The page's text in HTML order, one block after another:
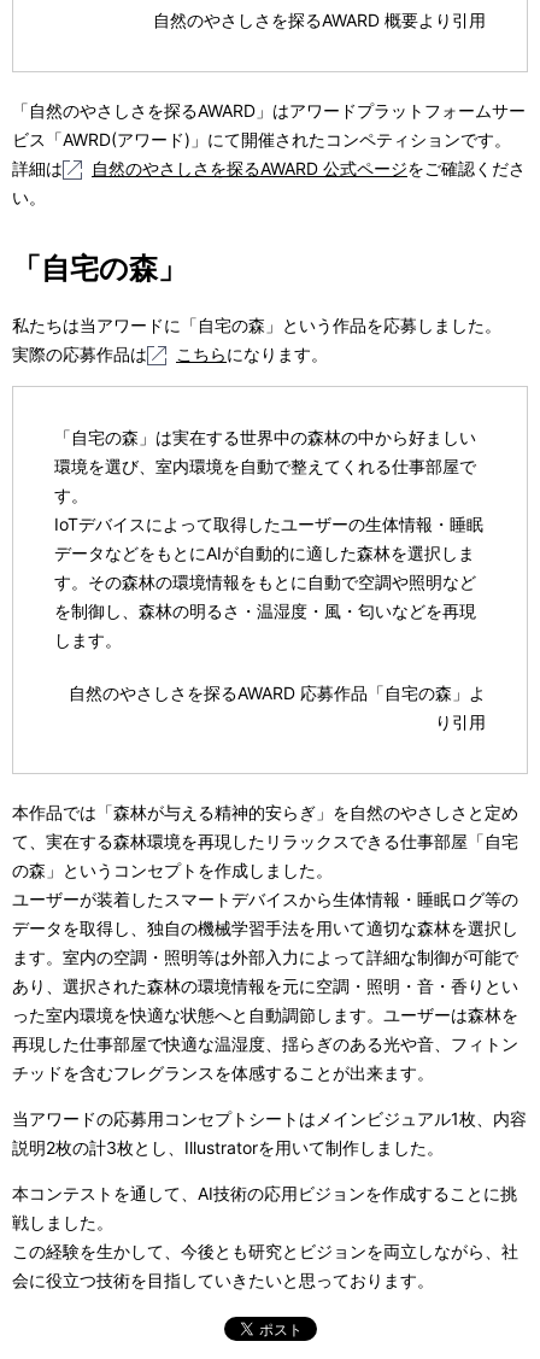
自然のやさしさを探るAWARD 概要より引用
「自然のやさしさを探るAWARD」はアワードプラットフォームサー
ビス「AWRD(アワード)」にて開催されたコンペティションです。
詳細は
自然のやさしさを探るAWARD 公式ページをご確認くださ
い。
「自宅の森」
私たちは当アワードに「自宅の森」という作品を応募しました。
実際の応募作品は
こちらになります。
「自宅の森」は実在する世界中の森林の中から好ましい
環境を選び、室内環境を自動で整えてくれる仕事部屋で
す。
IoTデバイスによって取得したユーザーの生体情報・睡眠
データなどをもとにAIが自動的に適した森林を選択しま
す。その森林の環境情報をもとに自動で空調や照明など
を制御し、森林の明るさ・温湿度・風・匂いなどを再現
します。
自然のやさしさを探るAWARD 応募作品「自宅の森」よ
り引用
本作品では「森林が与える精神的安らぎ」を自然のやさしさと定め
て、実在する森林環境を再現したリラックスできる仕事部屋「自宅
の森」というコンセプトを作成しました。
ユーザーが装着したスマートデバイスから生体情報・睡眠ログ等の
データを取得し、独自の機械学習手法を用いて適切な森林を選択し
ます。室内の空調・照明等は外部入力によって詳細な制御が可能で
あり、選択された森林の環境情報を元に空調・照明・音・香りとい
った室内環境を快適な状態へと自動調節します。ユーザーは森林を
再現した仕事部屋で快適な温湿度、揺らぎのある光や音、フィトン
チッドを含むフレグランスを体感することが出来ます。
当アワードの応募用コンセプトシートはメインビジュアル1枚、内容
説明2枚の計3枚とし、Illustratorを用いて制作しました。
本コンテストを通して、AI技術の応用ビジョンを作成することに挑
戦しました。
この経験を生かして、今後とも研究とビジョンを両立しながら、社
会に役立つ技術を目指していきたいと思っております。